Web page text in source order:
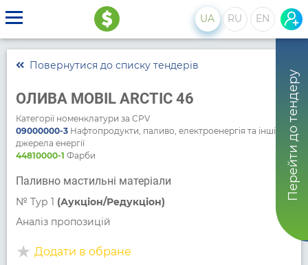
UA RU EN
Перейти до тендеру
Повернутися до списку тендерів
ОЛИВА MOBIL ARCTIC 46
Категорії номенклатури за CPV
09000000-3Нафтопродукти, паливо, електроенергія та інші
джерела енергії
44810000-1 Фарби
Паливно мастильні матеріали
№ Тур 1 (Аукціон/Редукціон)
Аналіз пропозицій
Додати в обране